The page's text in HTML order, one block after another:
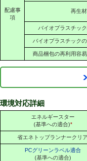
配慮事
項
再生
バイオプラスチッ
バイオプラスチック
商品梱包の再利用容
環境対応詳細
エネルギースター
(基準への適合)*
省エネトップランナークリア
PCグリーンラベル適合
(基準への適合)